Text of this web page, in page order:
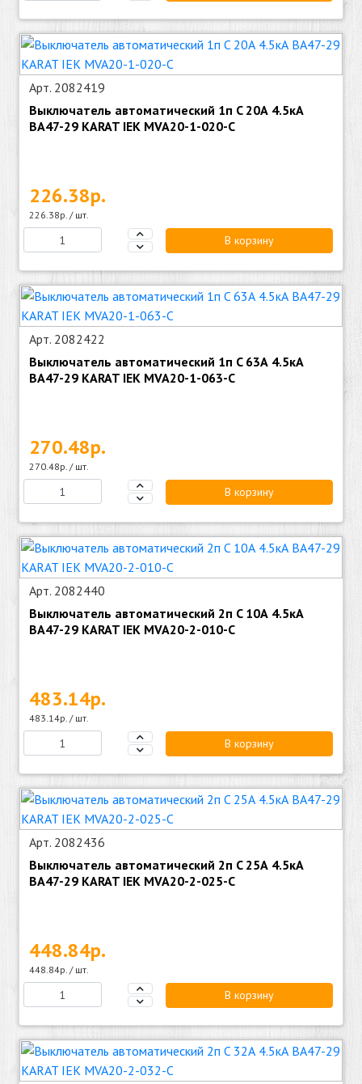
Арт. 2082419
Выключатель автоматический 1п C 20А 4.5кА
ВА47-29 KARAT IEK MVA20-1-020-C
226.38р.
226.38р. / шт.
В корзину
Арт. 2082422
Выключатель автоматический 1п C 63А 4.5кА
ВА47-29 KARAT IEK MVA20-1-063-C
270.48р.
270.48р. / шт.
В корзину
Арт. 2082440
Выключатель автоматический 2п C 10А 4.5кА
ВА47-29 KARAT IEK MVA20-2-010-C
483.14р.
483.14р. / шт.
В корзину
Арт. 2082436
Выключатель автоматический 2п C 25А 4.5кА
ВА47-29 KARAT IEK MVA20-2-025-C
448.84р.
448.84р. / шт.
В корзину